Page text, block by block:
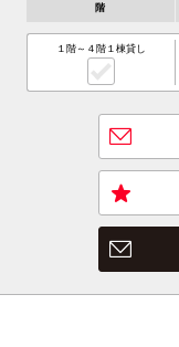
階
１階～４階１棟貸し